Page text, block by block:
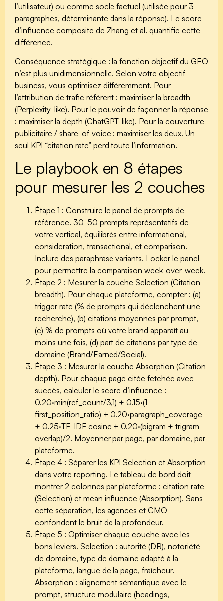
l’utilisateur) ou comme socle factuel (utilisée pour 3
paragraphes, déterminante dans la réponse). Le score
d’influence composite de Zhang et al. quantifie cette
différence.
Conséquence stratégique : la fonction objectif du GEO
n’est plus unidimensionnelle. Selon votre objectif
business, vous optimisez différemment. Pour
l’attribution de trafic référent : maximiser la breadth
(Perplexity-like). Pour le pouvoir de façonner la réponse
: maximiser la depth (ChatGPT-like). Pour la couverture
publicitaire / share-of-voice : maximiser les deux. Un
seul KPI “citation rate” perd toute l’information.
Le playbook en 8 étapes
pour mesurer les 2 couches
Étape 1 : Construire le panel de prompts de
référence. 30-50 prompts représentatifs de
votre vertical, équilibrés entre informational,
consideration, transactional, et comparison.
Inclure des paraphrase variants. Locker le panel
pour permettre la comparaison week-over-week.
Étape 2 : Mesurer la couche Selection (Citation
breadth). Pour chaque plateforme, compter : (a)
trigger rate (% de prompts qui déclenchent une
recherche), (b) citations moyennes par prompt,
(c) % de prompts où votre brand apparaît au
moins une fois, (d) part de citations par type de
domaine (Brand/Earned/Social).
Étape 3 : Mesurer la couche Absorption (Citation
depth). Pour chaque page citée fetchée avec
succès, calculer le score d’influence :
0.20·min(ref_count/3,1) + 0.15·(1-
first_position_ratio) + 0.20·paragraph_coverage
+ 0.25·TF-IDF cosine + 0.20·(bigram + trigram
overlap)/2. Moyenner par page, par domaine, par
plateforme.
Étape 4 : Séparer les KPI Selection et Absorption
dans votre reporting. Le tableau de bord doit
montrer 2 colonnes par plateforme : citation rate
(Selection) et mean influence (Absorption). Sans
cette séparation, les agences et CMO
confondent le bruit de la profondeur.
Étape 5 : Optimiser chaque couche avec les
bons leviers. Selection : autorité (DR), notoriété
de domaine, type de domaine adapté à la
plateforme, langue de la page, fraîcheur.
Absorption : alignement sémantique avec le
prompt, structure modulaire (headings,